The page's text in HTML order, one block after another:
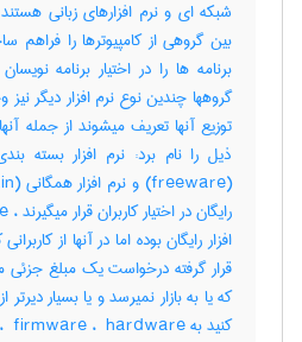
شبکه ای و نرم افزارهای زبانی
بین گروهی از کامپیوترها را فراهم
برنامه ها را در اختیار برنامه
گروهها چندین نوع نرم افزار دیگر
توزیع آنها تعریف میشوند از جمله
ذیل را نام برد: نرم افزار بسته
افزار رایگان بوده اما در آنها از
که یا به بازار نمیرسد و یا بسیار
کنید به ‎ firmware ، ‎ hardware ، نرم ‌افزار